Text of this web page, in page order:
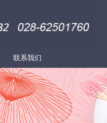
联系我们